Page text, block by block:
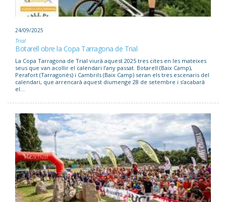
24/09/2025
Trial
Botarell obre la Copa Tarragona de Trial
La Copa Tarragona de Trial viurà aquest 2025 tres cites en les mateixes
seus que van acollir el calendari l’any passat. Botarell (Baix Camp),
Perafort (Tarragonès) i Cambrils (Baix Camp) seran els tres escenaris del
calendari, que arrencarà aquest diumenge 28 de setembre i s’acabarà
el...